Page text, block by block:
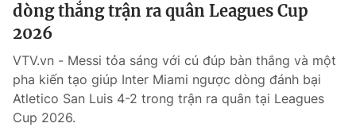
Cơ quan chủ quản:Đài Truyền hình Việt Nam
Cơ quan báo chí:
Giấy phép hoạt động báo in và báo điện tử số 483/GP-BTTTT
cấp ngày 29/12/2023
Tổng Biên tập: Vũ Thanh Thủy
Phó Tổng Biên tập:
dòng thắng trận ra quân Leagues Cup
2026
VTV.vn - Messi tỏa sáng với cú đúp bàn thắng và một
pha kiến tạo giúp Inter Miami ngược dòng đánh bại
Atletico San Luis 4-2 trong trận ra quân tại Leagues
Cup 2026.